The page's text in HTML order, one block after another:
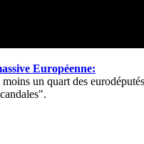
Européenne:
un quart des